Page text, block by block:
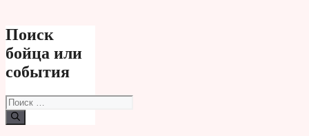
Поиск
бойца или
события
Поиск: